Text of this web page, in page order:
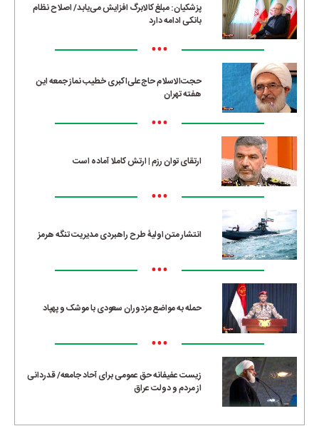
پزشکیان: مبلغ کالابرگ افزایش می‌یابد/ اصلاح نظام
بانکی ادامه دارد
•••
حجت‌الاسلام حاج‌علی‌اکبری خطیب نماز جمعه این
هفته تهران
•••
ارتقای توان رزم | ارتش کاملا آماده است
•••
انتشار متن اولیۀ طرح راهبردی مدیریت تنگه هرمز
•••
حمله به مواضع مزدوران سعودی با موشک و پهپاد
•••
زیست عفیفانه حق عمومی برای آحاد جامعه/ قدردانی
از مردم و دولت عراق